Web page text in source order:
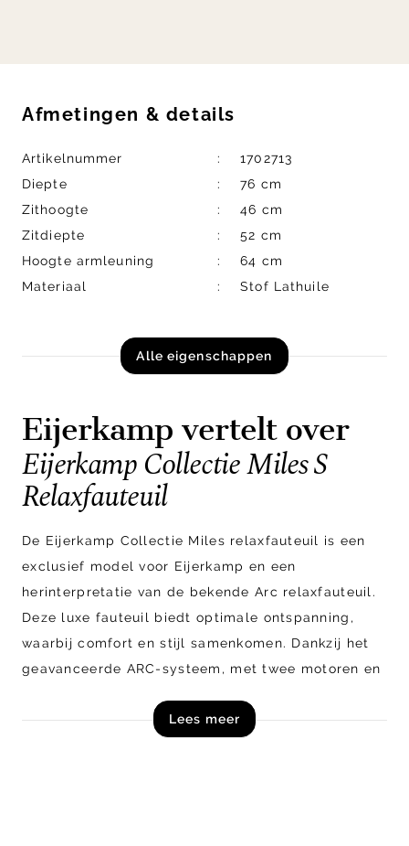
Afmetingen & details
Artikelnummer
1702713
Diepte
76 cm
Zithoogte
46 cm
Zitdiepte
52 cm
Hoogte armleuning
64 cm
Materiaal
Stof Lathuile
Alle eigenschappen
Eijerkamp vertelt over
Eijerkamp Collectie Miles S
Relaxfauteuil
De Eijerkamp Collectie Miles relaxfauteuil is een
exclusief model voor Eijerkamp en een
herinterpretatie van de bekende Arc relaxfauteuil.
Deze luxe fauteuil biedt optimale ontspanning,
waarbij comfort en stijl samenkomen. Dankzij het
geavanceerde ARC-systeem, met twee motoren en
ideale relax positie met slechts één druk op de
Lees meer